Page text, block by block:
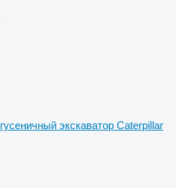
гусеничный экскаватор Caterpillar